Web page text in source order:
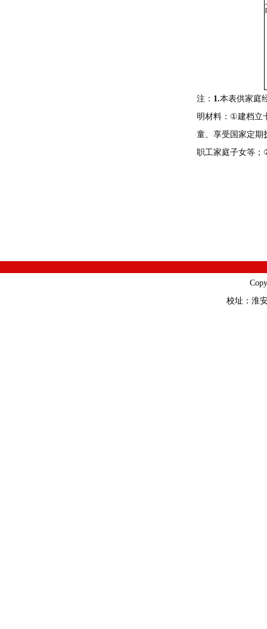
注： 1.本表供家庭
明材料： ①建档立
童、享受国家定期
职工家庭子女等；
校址：淮